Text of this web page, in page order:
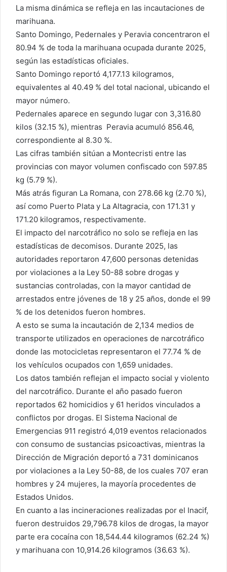
La misma dinámica se refleja en las incautaciones de
marihuana.
Santo Domingo, Pedernales y Peravia concentraron el
80.94 % de toda la marihuana ocupada durante 2025,
según las estadísticas oficiales.
Santo Domingo reportó 4,177.13 kilogramos,
equivalentes al 40.49 % del total nacional, ubicando el
mayor número.
Pedernales aparece en segundo lugar con 3,316.80
kilos (32.15 %), mientras Peravia acumuló 856.46,
correspondiente al 8.30 %.
Las cifras también sitúan a Montecristi entre las
provincias con mayor volumen confiscado con 597.85
kg (5.79 %).
Más atrás figuran La Romana, con 278.66 kg (2.70 %),
así como Puerto Plata y La Altagracia, con 171.31 y
171.20 kilogramos, respectivamente.
El impacto del narcotráfico no solo se refleja en las
estadísticas de decomisos. Durante 2025, las
autoridades reportaron 47,600 personas detenidas
por violaciones a la Ley 50-88 sobre drogas y
sustancias controladas, con la mayor cantidad de
arrestados entre jóvenes de 18 y 25 años, donde el 99
% de los detenidos fueron hombres.
A esto se suma la incautación de 2,134 medios de
transporte utilizados en operaciones de narcotráfico
donde las motocicletas representaron el 77.74 % de
los vehículos ocupados con 1,659 unidades.
Los datos también reflejan el impacto social y violento
del narcotráfico. Durante el año pasado fueron
reportados 62 homicidios y 61 heridos vinculados a
conflictos por drogas. El Sistema Nacional de
Emergencias 911 registró 4,019 eventos relacionados
con consumo de sustancias psicoactivas, mientras la
Dirección de Migración deportó a 731 dominicanos
por violaciones a la Ley 50-88, de los cuales 707 eran
hombres y 24 mujeres, la mayoría procedentes de
Estados Unidos.
En cuanto a las incineraciones realizadas por el Inacif,
fueron destruidos 29,796.78 kilos de drogas, la mayor
parte era cocaína con 18,544.44 kilogramos (62.24 %)
y marihuana con 10,914.26 kilogramos (36.63 %).